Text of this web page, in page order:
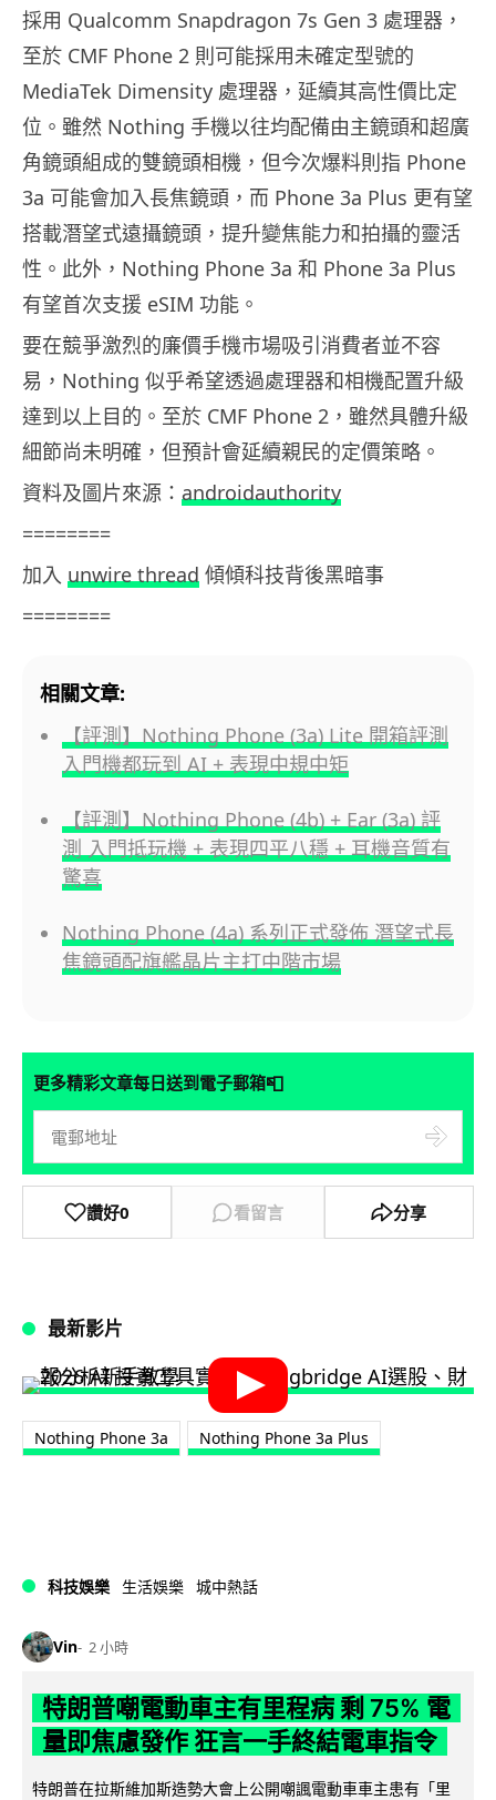
採用 Qualcomm Snapdragon 7s Gen 3 處理器，
至於 CMF Phone 2 則可能採用未確定型號的
MediaTek Dimensity 處理器，延續其高性價比定
位。雖然 Nothing 手機以往均配備由主鏡頭和超廣
角鏡頭組成的雙鏡頭相機，但今次爆料則指 Phone
3a 可能會加入長焦鏡頭，而 Phone 3a Plus 更有望
搭載潛望式遠攝鏡頭，提升變焦能力和拍攝的靈活
性。此外，Nothing Phone 3a 和 Phone 3a Plus
有望首次支援 eSIM 功能。
要在競爭激烈的廉價手機市場吸引消費者並不容
易，Nothing 似乎希望透過處理器和相機配置升級
達到以上目的。至於 CMF Phone 2，雖然具體升級
細節尚未明確，但預計會延續親民的定價策略。
資料及圖片來源： androidauthority
========
加入 unwire thread 傾傾科技背後黑暗事
========
相關文章:
【評測】Nothing Phone (3a) Lite 開箱評測
入門機都玩到 AI + 表現中規中矩
【評測】Nothing Phone (4b) + Ear (3a) 評
測 入門抵玩機 + 表現四平八穩 + 耳機音質有
驚喜
Nothing Phone (4a) 系列正式發佈 潛望式長
焦鏡頭配旗艦晶片主打中階市場
更多精彩文章每日送到電子郵箱📮
讚好0 看留言 分享
最新影片
Nothing Phone 3a Nothing Phone 3a Plus
科技娛樂 生活娛樂 城中熱話
Vin 2 小時
特朗普嘲電動車主有里程病 剩 75% 電
量即焦慮發作 狂言一手終結電車指令
特朗普在拉斯維加斯造勢大會上公開嘲諷電動車車主患有「里